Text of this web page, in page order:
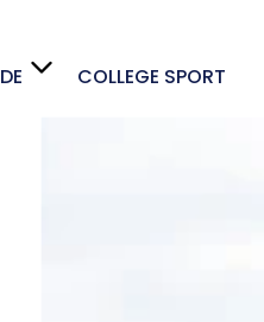
DE COLLEGE SPORT